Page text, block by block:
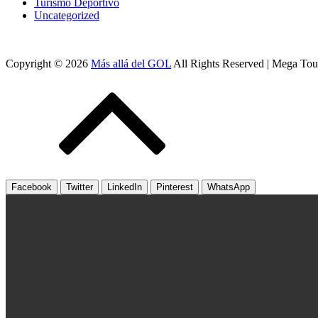
Turismo Deportivo
Uncategorized
Copyright © 2026 Más allá del GOL All Rights Reserved | Mega
Facebook Twitter LinkedIn Pinterest WhatsApp